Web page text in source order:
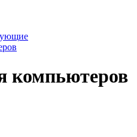
компьютеров